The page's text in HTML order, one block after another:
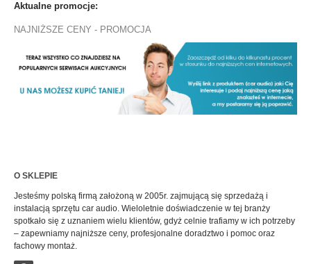
Aktualne promocje:
NAJNIŻSZE CENY - PROMOCJA
O SKLEPIE
Jesteśmy polską firmą założoną w 2005r. zajmującą się sprzedażą i
instalacją sprzętu car audio. Wieloletnie doświadczenie w tej branży
spotkało się z uznaniem wielu klientów, gdyż celnie trafiamy w ich potrzeby
– zapewniamy najniższe ceny, profesjonalne doradztwo i pomoc oraz
fachowy montaż.